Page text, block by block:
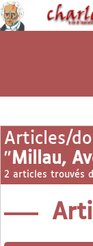
Articles/
"Millau,
2 articles trouvés